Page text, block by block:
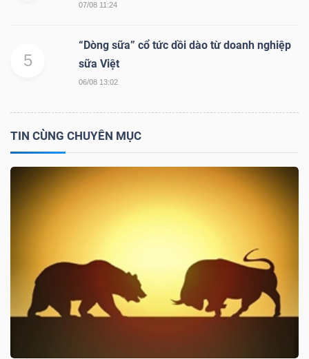
07/08 11:24
5
“Dòng sữa” cổ tức dồi dào từ doanh nghiệp
sữa Việt
06/08 13:02
TIN CÙNG CHUYÊN MỤC